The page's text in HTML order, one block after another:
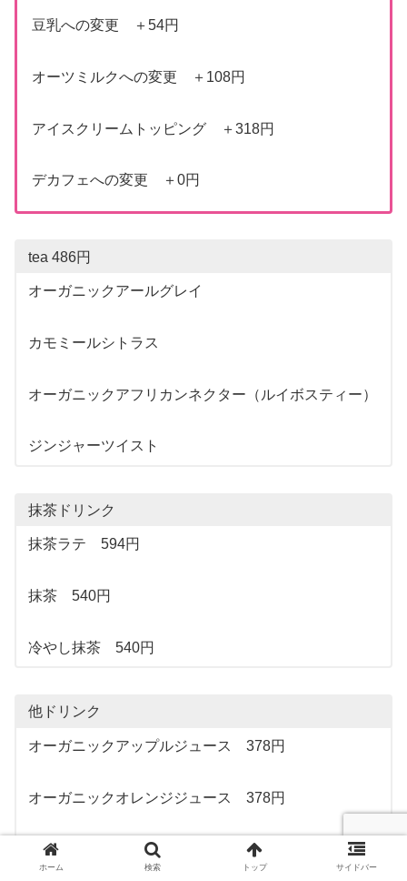
豆乳への変更 ＋54円
オーツミルクへの変更 ＋108円
アイスクリームトッピング ＋318円
デカフェへの変更 ＋0円
tea 486円
オーガニックアールグレイ
カモミールシトラス
オーガニックアフリカンネクター（ルイボスティー）
ジンジャーツイスト
抹茶ドリンク
抹茶ラテ 594円
抹茶 540円
冷やし抹茶 540円
他ドリンク
オーガニックアップルジュース 378円
オーガニックオレンジジュース 378円
ミルク 378円
ホーム 検索 トップ サイドバー